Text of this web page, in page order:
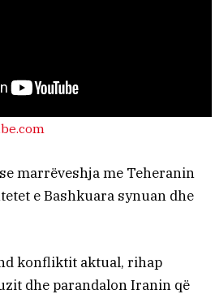
marrëveshja me Teheranin
e Bashkuara synuan dhe
konfliktit aktual, rihap
dhe parandalon Iranin që